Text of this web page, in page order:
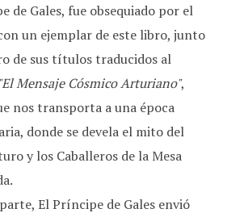
de Gales, fue obsequiado por el
un ejemplar de este libro, junto
de sus títulos traducidos al
"El Mensaje Cósmico Arturiano",
nos transporta a una época
donde se devela el mito del
y los Caballeros de la Mesa
El Príncipe de Gales envió